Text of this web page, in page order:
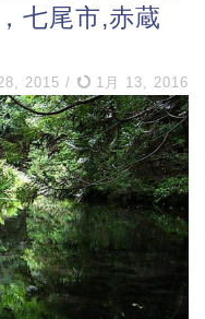
七尾市,赤蔵
2015 / 1月 13, 2016